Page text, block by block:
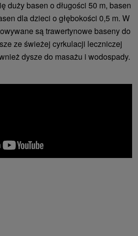
duży basen o długości 50 m, basen
dla dzieci o głębokości 0,5 m. W
są trawertynowe baseny do
ze świeżej cyrkulacji leczniczej
dysze do masażu i wodospady.